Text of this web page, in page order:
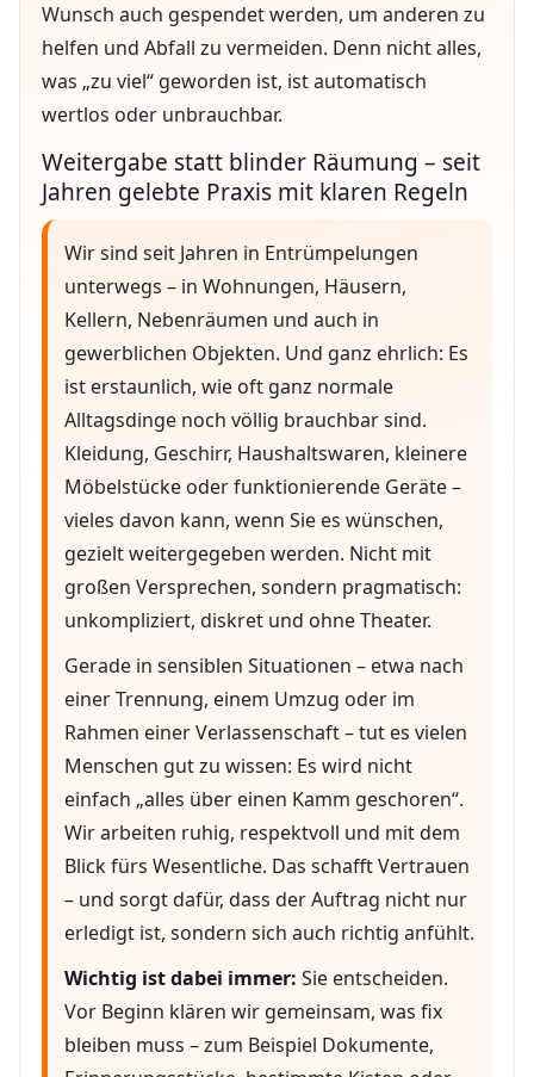
Wunsch auch gespendet werden, um anderen zu
helfen und Abfall zu vermeiden. Denn nicht alles,
was „zu viel“ geworden ist, ist automatisch
wertlos oder unbrauchbar.
Weitergabe statt blinder Räumung – seit
Jahren gelebte Praxis mit klaren Regeln
Wir sind seit Jahren in Entrümpelungen
unterwegs – in Wohnungen, Häusern,
Kellern, Nebenräumen und auch in
gewerblichen Objekten. Und ganz ehrlich: Es
ist erstaunlich, wie oft ganz normale
Alltagsdinge noch völlig brauchbar sind.
Kleidung, Geschirr, Haushaltswaren, kleinere
Möbelstücke oder funktionierende Geräte –
vieles davon kann, wenn Sie es wünschen,
gezielt weitergegeben werden. Nicht mit
großen Versprechen, sondern pragmatisch:
unkompliziert, diskret und ohne Theater.
Gerade in sensiblen Situationen – etwa nach
einer Trennung, einem Umzug oder im
Rahmen einer Verlassenschaft – tut es vielen
Menschen gut zu wissen: Es wird nicht
einfach „alles über einen Kamm geschoren“.
Wir arbeiten ruhig, respektvoll und mit dem
Blick fürs Wesentliche. Das schafft Vertrauen
– und sorgt dafür, dass der Auftrag nicht nur
erledigt ist, sondern sich auch richtig anfühlt.
Wichtig ist dabei immer: Sie entscheiden.
Vor Beginn klären wir gemeinsam, was fix
bleiben muss – zum Beispiel Dokumente,